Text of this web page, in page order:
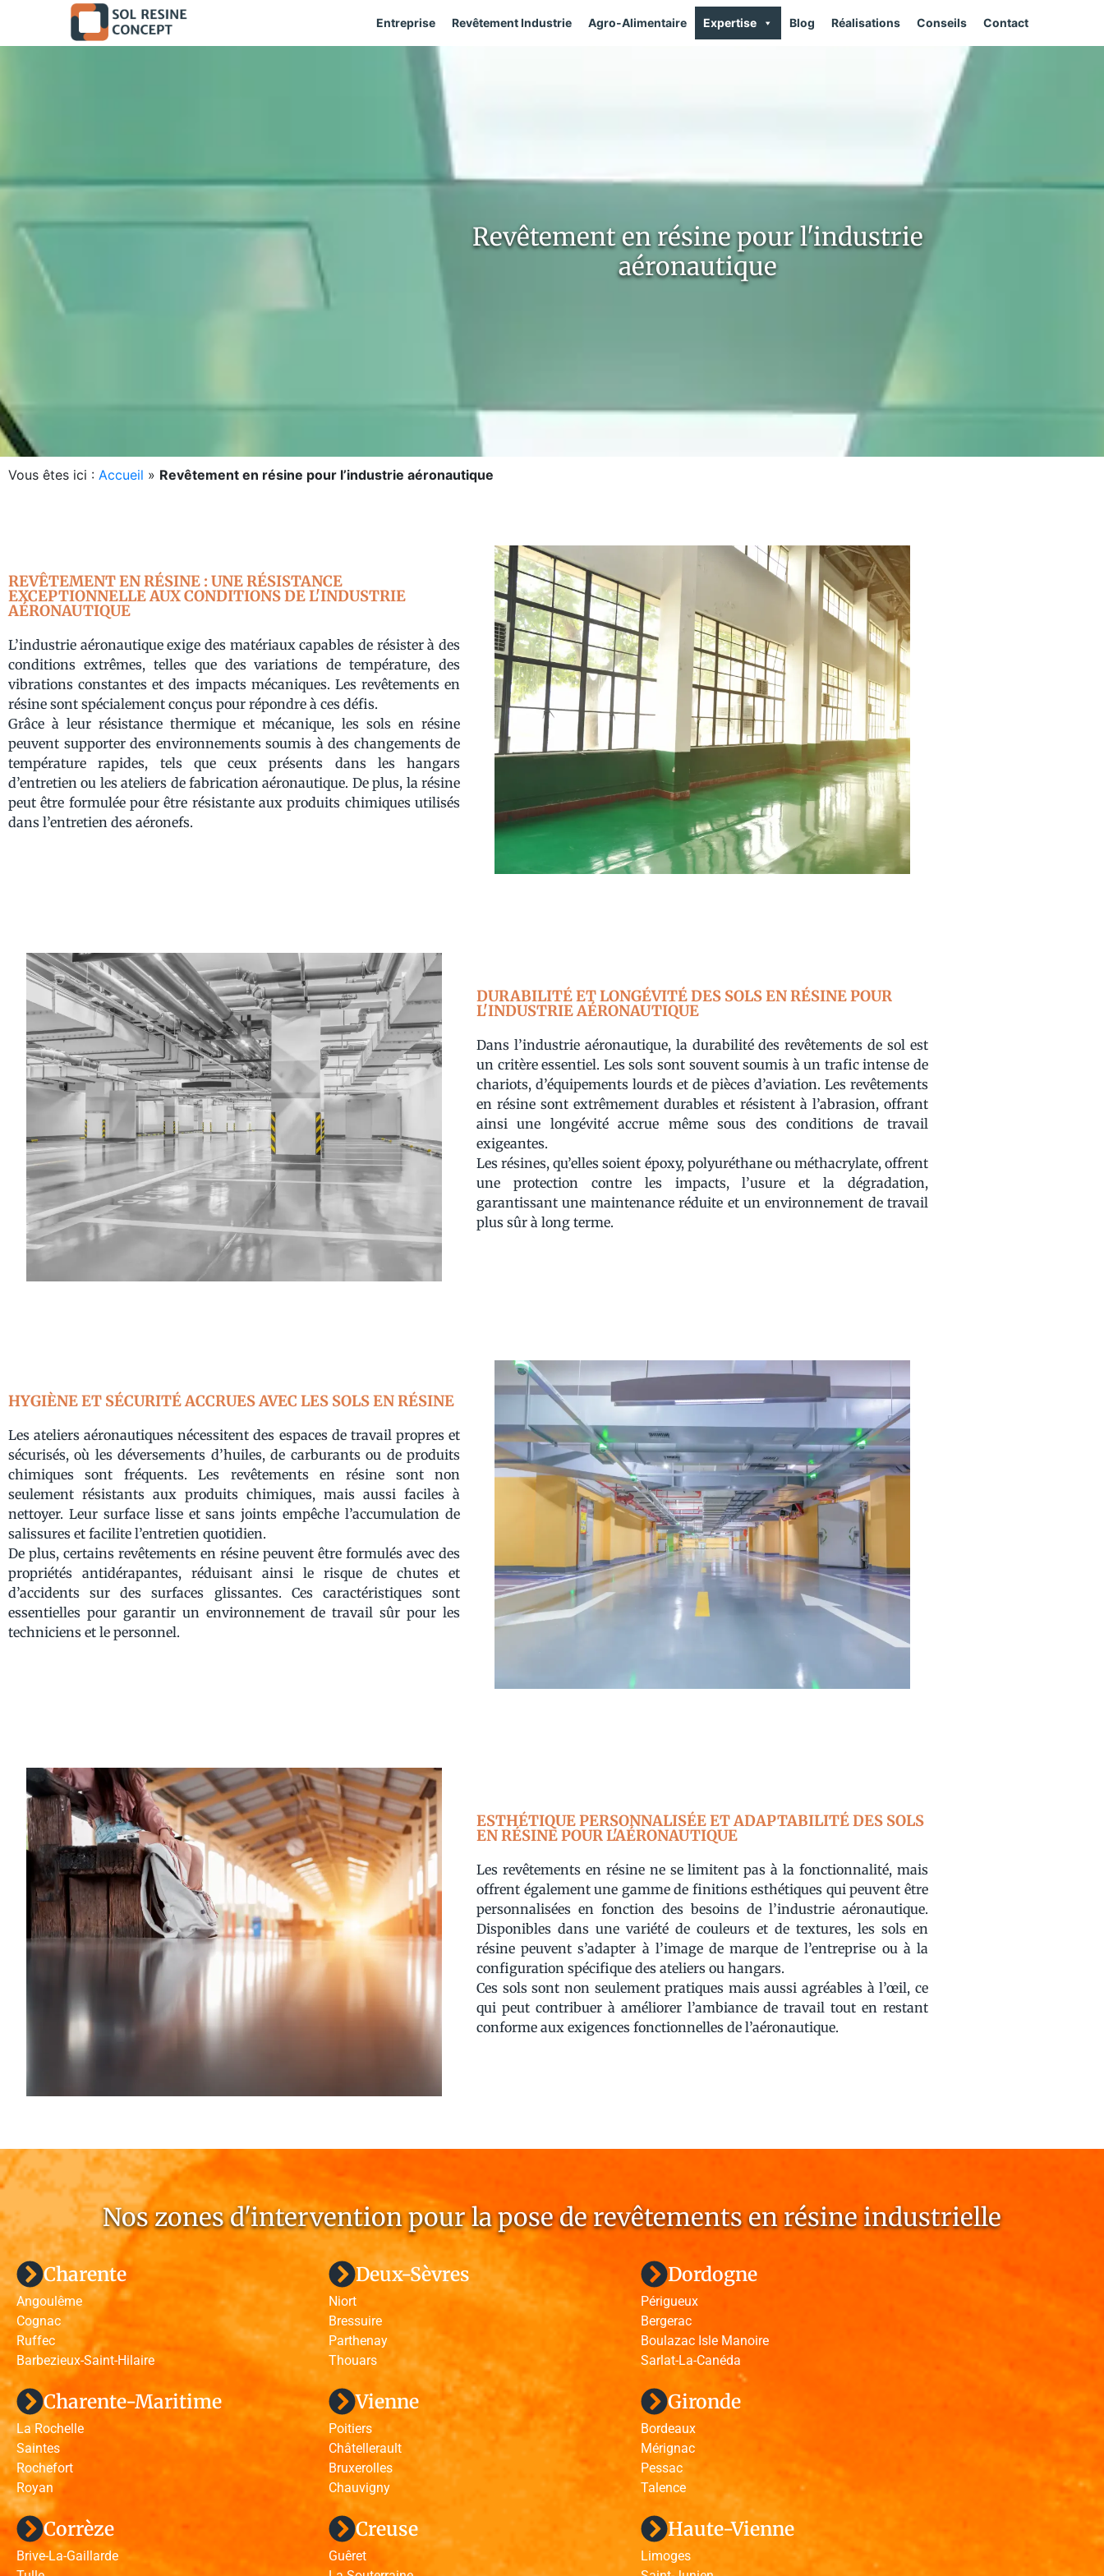
Entreprise Revêtement Industrie Agro-Alimentaire Expertise Blog Réalisations Conseils Contact
Revêtement en résine pour l'industrie
aéronautique
Vous êtes ici : Accueil » Revêtement en résine pour l’industrie aéronautique
REVÊTEMENT EN RÉSINE : UNE RÉSISTANCE
EXCEPTIONNELLE AUX CONDITIONS DE L'INDUSTRIE
AÉRONAUTIQUE
L’industrie aéronautique exige des matériaux capables de résister à des
conditions extrêmes, telles que des variations de température, des
vibrations constantes et des impacts mécaniques. Les revêtements en
résine sont spécialement conçus pour répondre à ces défis.
Grâce à leur résistance thermique et mécanique, les sols en résine
peuvent supporter des environnements soumis à des changements de
température rapides, tels que ceux présents dans les hangars
d’entretien ou les ateliers de fabrication aéronautique. De plus, la résine
peut être formulée pour être résistante aux produits chimiques utilisés
dans l’entretien des aéronefs.
DURABILITÉ ET LONGÉVITÉ DES SOLS EN RÉSINE POUR
L'INDUSTRIE AÉRONAUTIQUE
Dans l’industrie aéronautique, la durabilité des revêtements de sol est
un critère essentiel. Les sols sont souvent soumis à un trafic intense de
chariots, d’équipements lourds et de pièces d’aviation. Les revêtements
en résine sont extrêmement durables et résistent à l’abrasion, offrant
ainsi une longévité accrue même sous des conditions de travail
exigeantes.
Les résines, qu’elles soient époxy, polyuréthane ou méthacrylate, offrent
une protection contre les impacts, l’usure et la dégradation,
garantissant une maintenance réduite et un environnement de travail
plus sûr à long terme.
HYGIÈNE ET SÉCURITÉ ACCRUES AVEC LES SOLS EN RÉSINE
Les ateliers aéronautiques nécessitent des espaces de travail propres et
sécurisés, où les déversements d’huiles, de carburants ou de produits
chimiques sont fréquents. Les revêtements en résine sont non
seulement résistants aux produits chimiques, mais aussi faciles à
nettoyer. Leur surface lisse et sans joints empêche l’accumulation de
salissures et facilite l’entretien quotidien.
De plus, certains revêtements en résine peuvent être formulés avec des
propriétés antidérapantes, réduisant ainsi le risque de chutes et
d’accidents sur des surfaces glissantes. Ces caractéristiques sont
essentielles pour garantir un environnement de travail sûr pour les
techniciens et le personnel.
ESTHÉTIQUE PERSONNALISÉE ET ADAPTABILITÉ DES SOLS
EN RÉSINE POUR L'AÉRONAUTIQUE
Les revêtements en résine ne se limitent pas à la fonctionnalité, mais
offrent également une gamme de finitions esthétiques qui peuvent être
personnalisées en fonction des besoins de l’industrie aéronautique.
Disponibles dans une variété de couleurs et de textures, les sols en
résine peuvent s’adapter à l’image de marque de l’entreprise ou à la
configuration spécifique des ateliers ou hangars.
Ces sols sont non seulement pratiques mais aussi agréables à l’œil, ce
qui peut contribuer à améliorer l’ambiance de travail tout en restant
conforme aux exigences fonctionnelles de l’aéronautique.
Nos zones d'intervention pour la pose de revêtements en résine industrielle
Charente
Angoulême
Cognac
Ruffec
Barbezieux-Saint-Hilaire
Charente-Maritime
La Rochelle
Saintes
Rochefort
Royan
Corrèze
Brive-La-Gaillarde
Deux-Sèvres
Niort
Bressuire
Parthenay
Thouars
Vienne
Poitiers
Châtellerault
Bruxerolles
Chauvigny
Creuse
Guêret
Dordogne
Périgueux
Bergerac
Boulazac Isle Manoire
Sarlat-La-Canéda
Gironde
Bordeaux
Mérignac
Pessac
Talence
Haute-Vienne
Limoges